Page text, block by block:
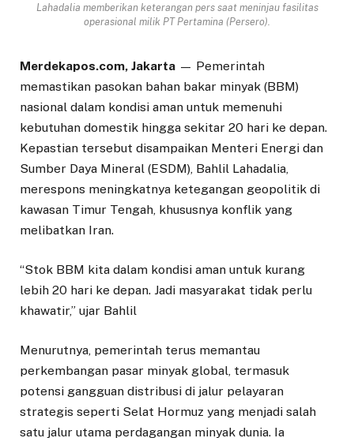
Lahadalia memberikan keterangan pers saat meninjau fasilitas
operasional milik PT Pertamina (Persero).
Merdekapos.com, Jakarta — Pemerintah
memastikan pasokan bahan bakar minyak (BBM)
nasional dalam kondisi aman untuk memenuhi
kebutuhan domestik hingga sekitar 20 hari ke depan.
Kepastian tersebut disampaikan Menteri Energi dan
Sumber Daya Mineral (ESDM), Bahlil Lahadalia,
merespons meningkatnya ketegangan geopolitik di
kawasan Timur Tengah, khususnya konflik yang
melibatkan Iran.
“Stok BBM kita dalam kondisi aman untuk kurang
lebih 20 hari ke depan. Jadi masyarakat tidak perlu
khawatir,” ujar Bahlil
Menurutnya, pemerintah terus memantau
perkembangan pasar minyak global, termasuk
potensi gangguan distribusi di jalur pelayaran
strategis seperti Selat Hormuz yang menjadi salah
satu jalur utama perdagangan minyak dunia. Ia